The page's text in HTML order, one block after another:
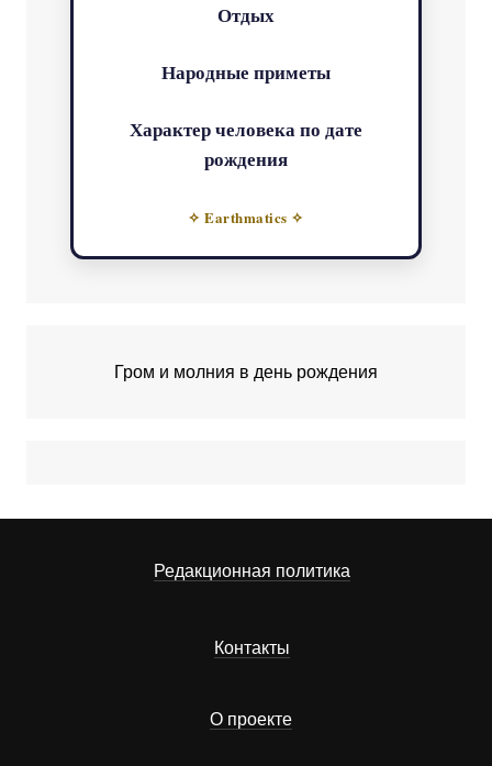
Отдых
Народные приметы
Характер человека по дате
рождения
✧ Earthmatics ✧
Гром и молния в день рождения
Редакционная политика
Контакты
О проекте